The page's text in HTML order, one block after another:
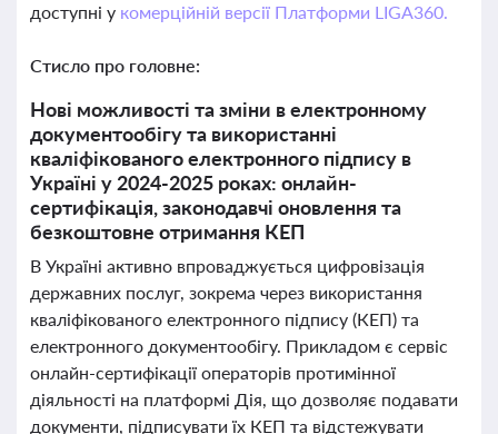
доступні у комерційній версії Платформи LIGA360.
Стисло про головне:
Нові можливості та зміни в електронному
документообігу та використанні
кваліфікованого електронного підпису в
Україні у 2024-2025 роках: онлайн-
сертифікація, законодавчі оновлення та
безкоштовне отримання КЕП
В Україні активно впроваджується цифровізація
державних послуг, зокрема через використання
кваліфікованого електронного підпису (КЕП) та
електронного документообігу. Прикладом є сервіс
онлайн-сертифікації операторів протимінної
діяльності на платформі Дія, що дозволяє подавати
документи, підписувати їх КЕП та відстежувати